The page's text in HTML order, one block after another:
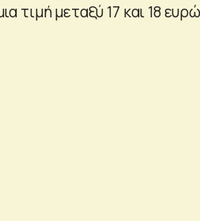
τιμή μεταξύ 17 και 18